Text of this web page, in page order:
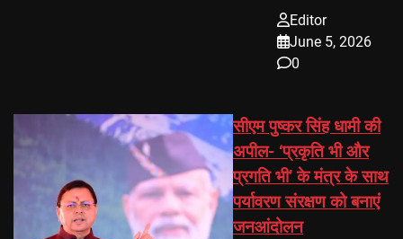
Editor
June 5, 2026
0
सीएम पुष्कर सिंह धामी की
अपील- ‘प्रकृति भी और
प्रगति भी’ के मंत्र के साथ
पर्यावरण संरक्षण को बनाएं
जनआंदोलन